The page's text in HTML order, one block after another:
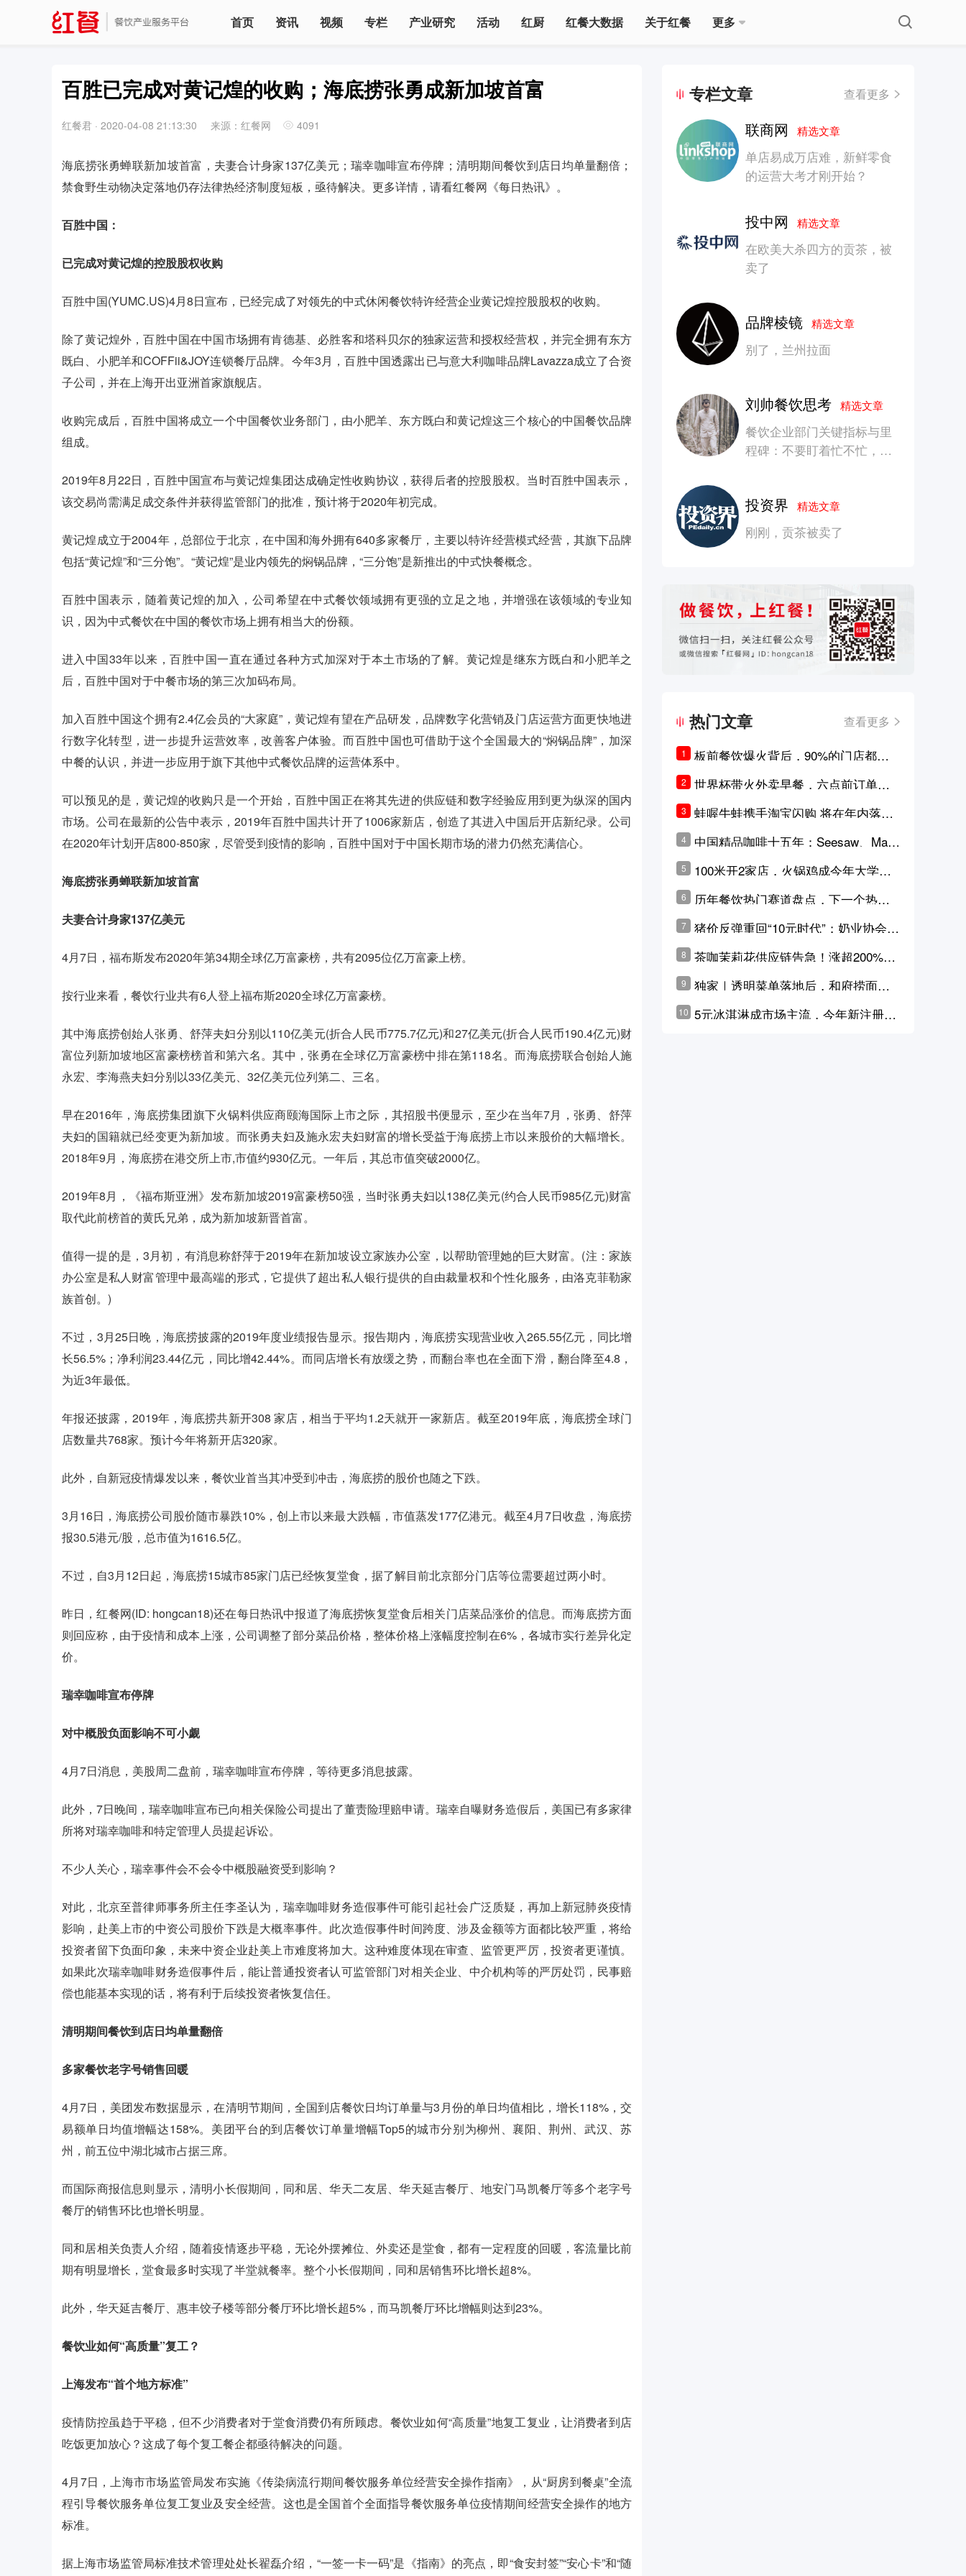
首页 资讯 视频 专栏 产业研究 活动 红厨 红餐大数据 关于红餐 更多
百胜已完成对黄记煌的收购；海底捞张勇成新加坡首富
红餐君 · 2020-04-08 21:13:30 来源：红餐网 4091
海底捞张勇蝉联新加坡首富，夫妻合计身家137亿美元；瑞幸咖啡宣布停牌；清明期间餐饮到店日均单量翻倍；
禁食野生动物决定落地仍存法律热经济制度短板，亟待解决。更多详情，请看红餐网《每日热讯》。
百胜中国：
已完成对黄记煌的控股股权收购
百胜中国(YUMC.US)4月8日宣布，已经完成了对领先的中式休闲餐饮特许经营企业黄记煌控股股权的收购。
除了黄记煌外，百胜中国在中国市场拥有肯德基、必胜客和塔科贝尔的独家运营和授权经营权，并完全拥有东方
既白、小肥羊和COFFii&JOY连锁餐厅品牌。今年3月，百胜中国透露出已与意大利咖啡品牌Lavazza成立了合资
子公司，并在上海开出亚洲首家旗舰店。
收购完成后，百胜中国将成立一个中国餐饮业务部门，由小肥羊、东方既白和黄记煌这三个核心的中国餐饮品牌
组成。
2019年8月22日，百胜中国宣布与黄记煌集团达成确定性收购协议，获得后者的控股股权。当时百胜中国表示，
该交易尚需满足成交条件并获得监管部门的批准，预计将于2020年初完成。
黄记煌成立于2004年，总部位于北京，在中国和海外拥有640多家餐厅，主要以特许经营模式经营，其旗下品牌
包括“黄记煌”和“三分饱”。“黄记煌”是业内领先的焖锅品牌，“三分饱”是新推出的中式快餐概念。
百胜中国表示，随着黄记煌的加入，公司希望在中式餐饮领域拥有更强的立足之地，并增强在该领域的专业知
识，因为中式餐饮在中国的餐饮市场上拥有相当大的份额。
进入中国33年以来，百胜中国一直在通过各种方式加深对于本土市场的了解。黄记煌是继东方既白和小肥羊之
后，百胜中国对于中餐市场的第三次加码布局。
加入百胜中国这个拥有2.4亿会员的“大家庭”，黄记煌有望在产品研发，品牌数字化营销及门店运营方面更快地进
行数字化转型，进一步提升运营效率，改善客户体验。而百胜中国也可借助于这个全国最大的“焖锅品牌”，加深
中餐的认识，并进一步应用于旗下其他中式餐饮品牌的运营体系中。
可以预见的是，黄记煌的收购只是一个开始，百胜中国正在将其先进的供应链和数字经验应用到更为纵深的国内
市场。公司在最新的公告中表示，2019年百胜中国共计开了1006家新店，创造了其进入中国后开店新纪录。公司
在2020年计划开店800-850家，尽管受到疫情的影响，百胜中国对于中国长期市场的潜力仍然充满信心。
海底捞张勇蝉联新加坡首富
夫妻合计身家137亿美元
4月7日，福布斯发布2020年第34期全球亿万富豪榜，共有2095位亿万富豪上榜。
按行业来看，餐饮行业共有6人登上福布斯2020全球亿万富豪榜。
其中海底捞创始人张勇、舒萍夫妇分别以110亿美元(折合人民币775.7亿元)和27亿美元(折合人民币190.4亿元)财
富位列新加坡地区富豪榜榜首和第六名。其中，张勇在全球亿万富豪榜中排在第118名。而海底捞联合创始人施
永宏、李海燕夫妇分别以33亿美元、32亿美元位列第二、三名。
早在2016年，海底捞集团旗下火锅料供应商颐海国际上市之际，其招股书便显示，至少在当年7月，张勇、舒萍
夫妇的国籍就已经变更为新加坡。而张勇夫妇及施永宏夫妇财富的增长受益于海底捞上市以来股价的大幅增长。
2018年9月，海底捞在港交所上市,市值约930亿元。一年后，其总市值突破2000亿。
2019年8月，《福布斯亚洲》发布新加坡2019富豪榜50强，当时张勇夫妇以138亿美元(约合人民币985亿元)财富
取代此前榜首的黄氏兄弟，成为新加坡新晋首富。
值得一提的是，3月初，有消息称舒萍于2019年在新加坡设立家族办公室，以帮助管理她的巨大财富。(注：家族
办公室是私人财富管理中最高端的形式，它提供了超出私人银行提供的自由裁量权和个性化服务，由洛克菲勒家
族首创。)
不过，3月25日晚，海底捞披露的2019年度业绩报告显示。报告期内，海底捞实现营业收入265.55亿元，同比增
长56.5%；净利润23.44亿元，同比增42.44%。而同店增长有放缓之势，而翻台率也在全面下滑，翻台降至4.8，
为近3年最低。
年报还披露，2019年，海底捞共新开308 家店，相当于平均1.2天就开一家新店。截至2019年底，海底捞全球门
店数量共768家。预计今年将新开店320家。
此外，自新冠疫情爆发以来，餐饮业首当其冲受到冲击，海底捞的股价也随之下跌。
3月16日，海底捞公司股价随市暴跌10%，创上市以来最大跌幅，市值蒸发177亿港元。截至4月7日收盘，海底捞
报30.5港元/股，总市值为1616.5亿。
不过，自3月12日起，海底捞15城市85家门店已经恢复堂食，据了解目前北京部分门店等位需要超过两小时。
昨日，红餐网(ID: hongcan18)还在每日热讯中报道了海底捞恢复堂食后相关门店菜品涨价的信息。而海底捞方面
则回应称，由于疫情和成本上涨，公司调整了部分菜品价格，整体价格上涨幅度控制在6%，各城市实行差异化定
价。
瑞幸咖啡宣布停牌
对中概股负面影响不可小觑
4月7日消息，美股周二盘前，瑞幸咖啡宣布停牌，等待更多消息披露。
此外，7日晚间，瑞幸咖啡宣布已向相关保险公司提出了董责险理赔申请。瑞幸自曝财务造假后，美国已有多家律
所将对瑞幸咖啡和特定管理人员提起诉讼。
不少人关心，瑞幸事件会不会令中概股融资受到影响？
对此，北京至普律师事务所主任李圣认为，瑞幸咖啡财务造假事件可能引起社会广泛质疑，再加上新冠肺炎疫情
影响，赴美上市的中资公司股价下跌是大概率事件。此次造假事件时间跨度、涉及金额等方面都比较严重，将给
投资者留下负面印象，未来中资企业赴美上市难度将加大。这种难度体现在审查、监管更严厉，投资者更谨慎。
如果此次瑞幸咖啡财务造假事件后，能让普通投资者认可监管部门对相关企业、中介机构等的严厉处罚，民事赔
偿也能基本实现的话，将有利于后续投资者恢复信任。
清明期间餐饮到店日均单量翻倍
多家餐饮老字号销售回暖
4月7日，美团发布数据显示，在清明节期间，全国到店餐饮日均订单量与3月份的单日均值相比，增长118%，交
易额单日均值增幅达158%。美团平台的到店餐饮订单量增幅Top5的城市分别为柳州、襄阳、荆州、武汉、苏
州，前五位中湖北城市占据三席。
而国际商报信息则显示，清明小长假期间，同和居、华天二友居、华天延吉餐厅、地安门马凯餐厅等多个老字号
餐厅的销售环比也增长明显。
同和居相关负责人介绍，随着疫情逐步平稳，无论外摆摊位、外卖还是堂食，都有一定程度的回暖，客流量比前
期有明显增长，堂食最多时实现了半堂就餐率。整个小长假期间，同和居销售环比增长超8%。
此外，华天延吉餐厅、惠丰饺子楼等部分餐厅环比增长超5%，而马凯餐厅环比增幅则达到23%。
餐饮业如何“高质量”复工？
上海发布“首个地方标准”
疫情防控虽趋于平稳，但不少消费者对于堂食消费仍有所顾虑。餐饮业如何“高质量”地复工复业，让消费者到店
吃饭更加放心？这成了每个复工餐企都亟待解决的问题。
4月7日，上海市市场监管局发布实施《传染病流行期间餐饮服务单位经营安全操作指南》，从“厨房到餐桌”全流
程引导餐饮服务单位复工复业及安全经营。这也是全国首个全面指导餐饮服务单位疫情期间经营安全操作的地方
标准。
据上海市场监管局标准技术管理处处长翟磊介绍，“一签一卡一码”是《指南》的亮点，即“食安封签”“安心卡”和“随
专栏文章 查看更多
联商网精选文章
单店易成万店难，新鲜零食
的运营大考才刚开始？
投中网精选文章
在欧美大杀四方的贡茶，被
卖了
品牌棱镜精选文章
别了，兰州拉面
刘帅餐饮思考精选文章
餐饮企业部门关键指标与里
程碑：不要盯着忙不忙，要
投资界精选文章
刚刚，贡茶被卖了
热门文章 查看更多
1
板前餐饮爆火背后，90%的门店都只
是徒有其表的刻意作秀？
2
世界杯带火外卖早餐，六点前订单大
涨超5成，巴西比赛成“早餐带货王”
3
蛙喔牛蛙携手淘宝闪购 将在年内落地3
4
中国精品咖啡十五年：Seesaw、Man
ner、M Stand为何结出了不同的果
实？
5
100米开2家店，火锅鸡成今年大学城
6
历年餐饮热门赛道盘点，下一个热门
7
猪价反弹重回“10元时代”；奶业协会称
原奶价格现回暖迹象
8
茶咖茉莉花供应链告急！涨超200%，
横州花价冲破50元一斤
9
独家｜透明菜单落地后，和府捞面李
学林公布未来10年计划
10 5元冰淇淋成市场主流，今年新注册相